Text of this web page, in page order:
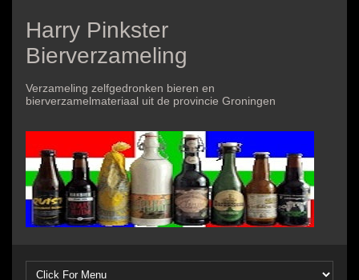
Harry Pinkster
Bierverzameling
Verzameling zelfgedronken bieren en
bierverzamelmateriaal uit de provincie Groningen